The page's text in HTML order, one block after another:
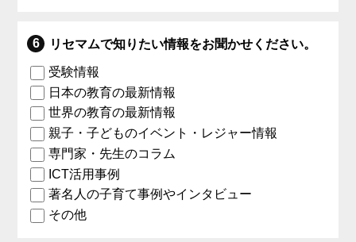
リセマムで知りたい情報をお聞かせください。
受験情報
日本の教育の最新情報
世界の教育の最新情報
親子・子どものイベント・レジャー情報
専門家・先生のコラム
ICT活用事例
著名人の子育て事例やインタビュー
その他